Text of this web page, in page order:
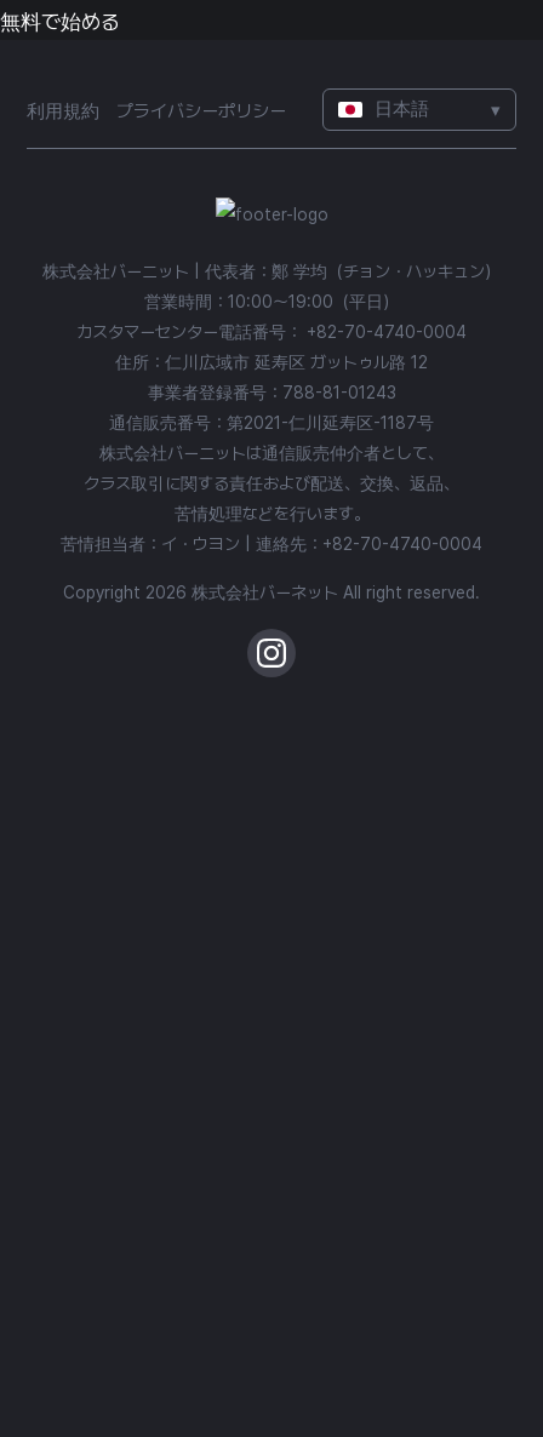
無料で始める
利用規約 プライバシーポリシー 日本語 ▾
株式会社バーニット | 代表者：鄭 学均（チョン・ハッキュン）
営業時間：10:00〜19:00（平日）
カスタマーセンター電話番号： +82-70-4740-0004
住所：仁川広域市 延寿区 ガットゥル路 12
事業者登録番号：788-81-01243
通信販売番号：第2021-仁川延寿区-1187号
株式会社バーニットは通信販売仲介者として、
クラス取引に関する責任および配送、交換、返品、
苦情処理などを行います。
苦情担当者：イ・ウヨン | 連絡先： +82-70-4740-0004
Copyright 2026 株式会社バーネット All right reserved.